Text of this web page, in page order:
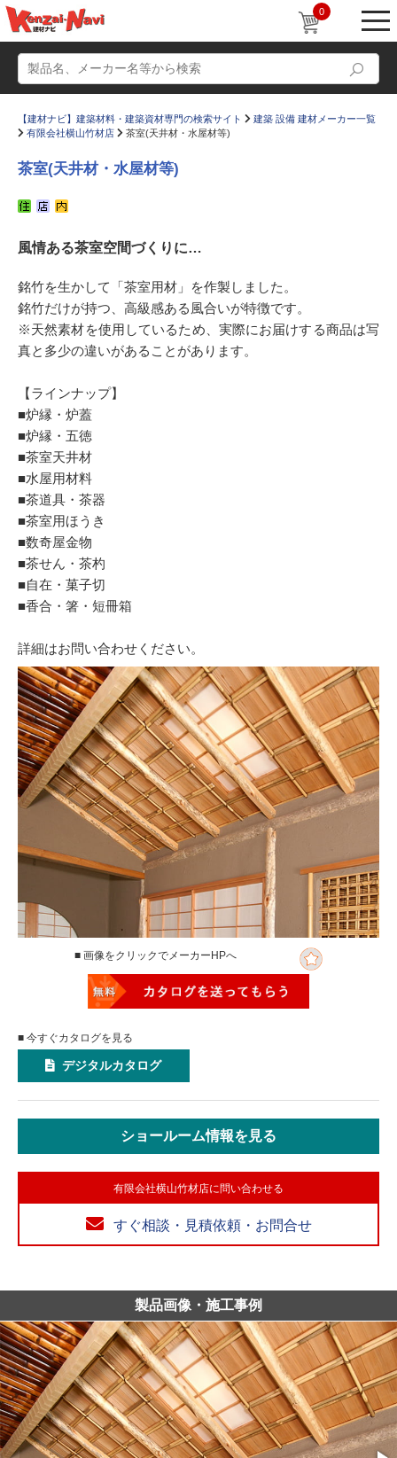
0
かたなび
すまいリング 設計士インタビュー
Q＆A 販売・施工代理店募集
お気に入り
【建材ナビ】建築材料・建築資材専門の検索サイト
建築 設備 建材メーカー一覧
有限会社横山竹材店
茶室(天井材・水屋材等)
茶室(天井材・水屋材等)
風情ある茶室空間づくりに…
銘竹を生かして「茶室用材」を作製しました。
銘竹だけが持つ、高級感ある風合いが特徴です。
※天然素材を使用しているため、実際にお届けする商品は写
真と多少の違いがあることがあります。
【ラインナップ】
■炉縁・炉蓋
■炉縁・五徳
■茶室天井材
■水屋用材料
■茶道具・茶器
■茶室用ほうき
■数奇屋金物
■茶せん・茶杓
■自在・菓子切
■香合・箸・短冊箱
詳細はお問い合わせください。
■ 画像をクリックでメーカーHPへ
■ 今すぐカタログを見る
デジタルカタログ
ショールーム情報を見る
有限会社横山竹材店に問い合わせる
すぐ相談・見積依頼・お問合せ
製品画像・施工事例